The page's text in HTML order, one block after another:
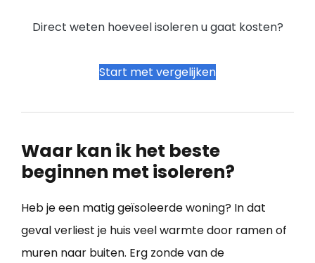
Direct weten hoeveel isoleren u gaat kosten?
Start met vergelijken
Waar kan ik het beste
beginnen met isoleren?
Heb je een matig geïsoleerde woning? In dat
geval verliest je huis veel warmte door ramen of
muren naar buiten. Erg zonde van de